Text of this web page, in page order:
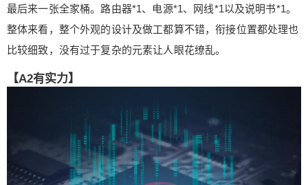
最后来一张全家桶。路由器*1、电源*1、网线*1以及说明书*1。
整体来看，整个外观的设计及做工都算不错，衔接位置都处理也
比较细致，没有过于复杂的元素让人眼花缭乱。
【A2有实力】
童上网设备，并对该设备进行上网时段的管理，但
是个人感觉仅仅是对一个上网时间进行控制是否过
更加有效？ 华为A2还可以通过App进行网络体检、
查看网络周报以及拦击记录等，对于用户来讲这些
功能都很直观便于操作。 App端除了列举出的几个
重点功能之外还有很多，从这个gif图中大家仔细查
看是否有你想要的功能，笔者就不一一赘述了。 信
号及网速： 除了软件层面的功能，笔者还进行了实
际的WiFi信号强度及手机网速测试。上图为具体的
户型示意图，路由器位于客厅靠近阳台的位置，图